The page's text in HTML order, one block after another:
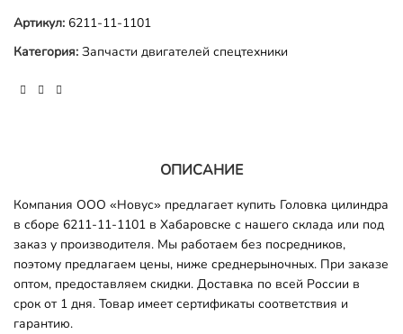
Артикул: 6211-11-1101
Категория: Запчасти двигателей спецтехники
ОПИСАНИЕ
Компания ООО «Новус» предлагает купить Головка цилиндра
в сборе 6211-11-1101 в Хабаровске с нашего склада или под
заказ у производителя. Мы работаем без посредников,
поэтому предлагаем цены, ниже среднерыночных. При заказе
оптом, предоставляем скидки. Доставка по всей России в
срок от 1 дня. Товар имеет сертификаты соответствия и
гарантию.